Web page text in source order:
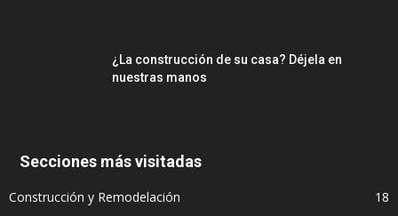
¿La construcción de su casa? Déjela en
nuestras manos
Secciones más visitadas
Construcción y Remodelación
18